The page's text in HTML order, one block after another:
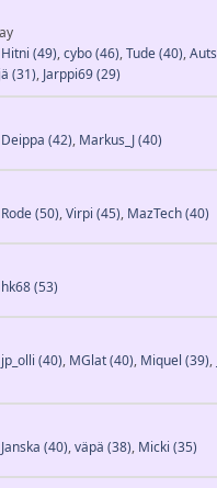
Hitni (49),cybo(46),Tude(40),Auts
(31), Jarppi69(29)
Deippa (42), Markus_J(40)
Rode(50),Virpi (45), MazTech(40)
hk68(53)
jp_olli (40), MGlat(40), Miquel (39),
Janska (40),väpä (38), Micki (35)